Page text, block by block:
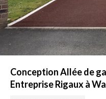
Conception Allée de
Entreprise Rigaux à